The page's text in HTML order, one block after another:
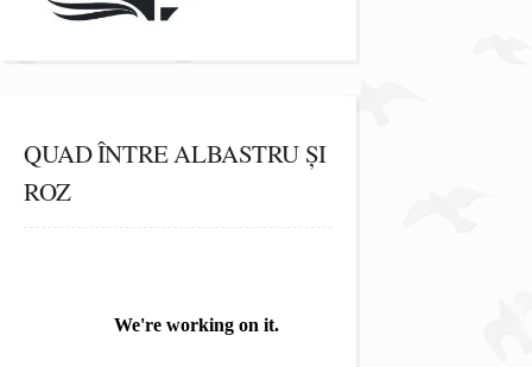
QUAD ÎNTRE ALBASTRU ȘI
ROZ